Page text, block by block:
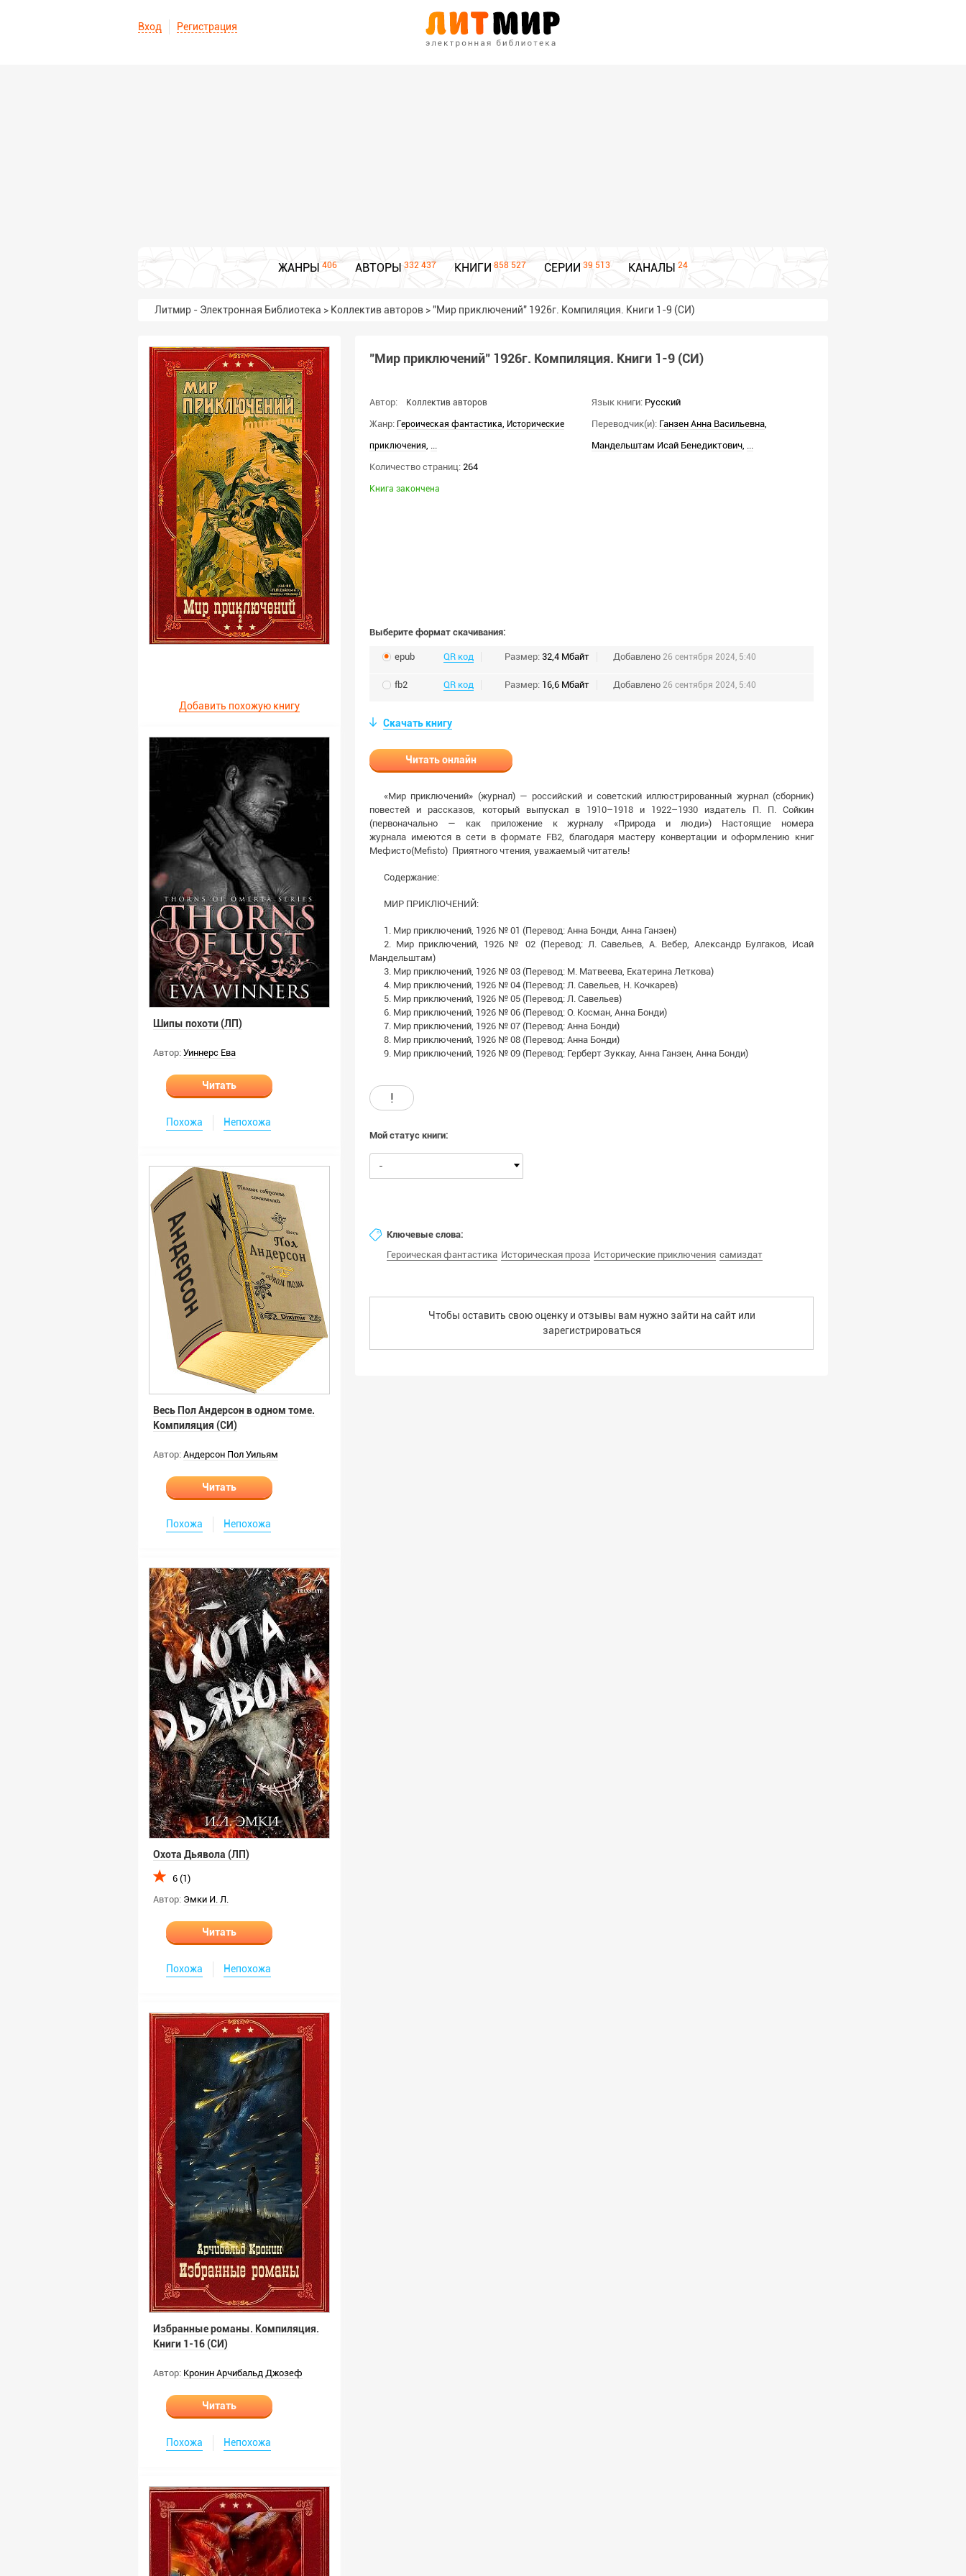
Вход Регистрация
ЖАНРЫ 406 АВТОРЫ 332 437 КНИГИ 858 527 СЕРИИ 39 513 КАНАЛЫ 24
Литмир - Электронная Библиотека > Коллектив авторов >"Мир приключений" 1926г. Компиляция. Книги 1-9 (СИ)
Добавить похожую книгу
Шипы похоти (ЛП)
Автор: Уиннерс Ева
Читать
Похожа Непохожа
Весь Пол Андерсон в одном томе.
Компиляция (СИ)
Автор: Андерсон Пол Уильям
Читать
Похожа Непохожа
Охота Дьявола (ЛП)
6 (1)
Автор: Эмки И. Л.
Читать
Похожа Непохожа
Избранные романы. Компиляция.
Книги 1-16 (СИ)
Автор: Кронин Арчибальд Джозеф
Читать
Похожа Непохожа
"Мир приключений" 1926г. Компиляция. Книги 1-9 (СИ)
Автор: Коллектив авторов
Жанр: Героическая фантастика, Исторические
приключения, ...
Количество страниц: 264
Книга закончена
Язык книги: Русский
Переводчик(и): Ганзен Анна Васильевна,
Мандельштам Исай Бенедиктович, ...
Выберите формат скачивания:
epub QR код Размер: 32,4 Мбайт Добавлено 26 сентября 2024, 5:40
fb2 QR код Размер: 16,6 Мбайт Добавлено 26 сентября 2024, 5:40
Скачать книгу
Читать онлайн
«Мир приключений» (журнал) — российский и советский иллюстрированный журнал (сборник)
повестей и рассказов, который выпускал в 1910–1918 и 1922–1930 издатель П. П. Сойкин
(первоначально — как приложение к журналу «Природа и люди») Настоящие номера
журнала имеются в сети в формате FB2, благодаря мастеру конвертации и оформлению книг
Мефисто(Mefisto) Приятного чтения, уважаемый читатель!
Содержание:
МИР ПРИКЛЮЧЕНИЙ:
1. Мир приключений, 1926 № 01 (Перевод: Анна Бонди, Анна Ганзен)
2. Мир приключений, 1926 № 02 (Перевод: Л. Савельев, А. Вебер, Александр Булгаков, Исай
Мандельштам)
3. Мир приключений, 1926 № 03 (Перевод: М. Матвеева, Екатерина Леткова)
4. Мир приключений, 1926 № 04 (Перевод: Л. Савельев, Н. Кочкарев)
5. Мир приключений, 1926 № 05 (Перевод: Л. Савельев)
6. Мир приключений, 1926 № 06 (Перевод: О. Косман, Анна Бонди)
7. Мир приключений, 1926 № 07 (Перевод: Анна Бонди)
8. Мир приключений, 1926 № 08 (Перевод: Анна Бонди)
9. Мир приключений, 1926 № 09 (Перевод: Герберт Зуккау, Анна Ганзен, Анна Бонди)
!
Мой статус книги:
-
Ключевые слова:
Героическая фантастика Историческая проза Исторические приключения самиздат
Чтобы оставить свою оценку и отзывы вам нужно зайти на сайт или
зарегистрироваться